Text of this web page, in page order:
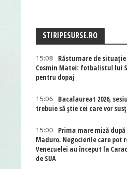
STIRIPESURSE.RO
15:08
Răsturnare de
Cosmin Matei: fotbalistul lui
pentru dopaj
15:06
Bacalaureat 2026,
trebuie să știe cei care vor
15:00
Prima mare miză
Maduro. Negocierile care pot
Venezuelei au început la
de SUA